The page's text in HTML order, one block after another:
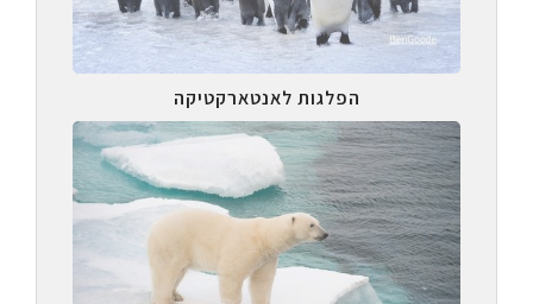
הפלגות לאנטארקטיקה